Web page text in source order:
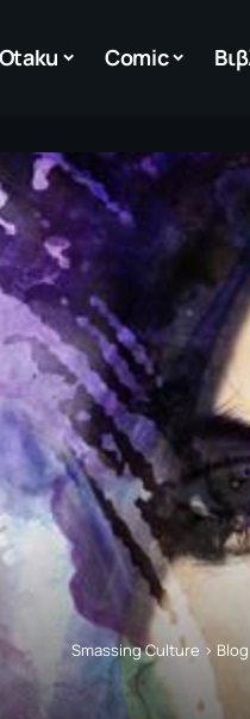
Otaku Comic
Smassing Culture > Blog